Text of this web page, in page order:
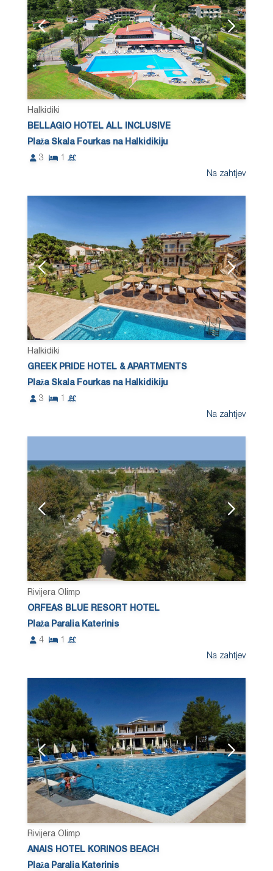
Halkidiki
BELLAGIO HOTEL ALL INCLUSIVE
Plaža Skala Fourkas na Halkidikiju
3
1
Na zahtjev
Halkidiki
GREEK PRIDE HOTEL & APARTMENTS
Plaža Skala Fourkas na Halkidikiju
3
1
Na zahtjev
Rivijera Olimp
ORFEAS BLUE RESORT HOTEL
Plaža Paralia Katerinis
4
1
Na zahtjev
Rivijera Olimp
ANAIS HOTEL KORINOS BEACH
Plaža Paralia Katerinis